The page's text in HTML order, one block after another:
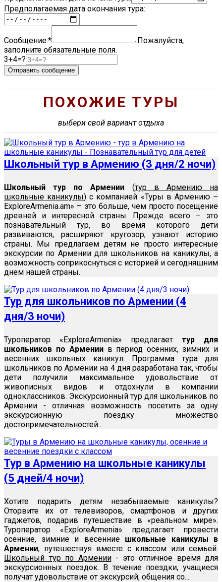
Предполагаемая дата окончания тура:
Сообщение:*
Пожалуйста,
заполните обязательные поля.
3+4=?
Отправить сообщение
ПОХОЖИЕ ТУРЫ
выбери свой вариант отдыха
Школьный тур в Армению (3 дня/2 ночи)
Школьный тур по Армении (тур в Армению на
школьные каникулы) с компанией «Туры в Армению –
ExploreArmenia.am» – это больше, чем просто посещение
древней и интересной страны. Прежде всего – это
познавательный тур, во время которого дети
развиваются, расширяют кругозор, узнают историю
страны. Мы предлагаем детям не просто интересные
экскурсии по Армении для школьников на каникулы, а
возможность соприкоснуться с историей и сегодняшним
днем нашей страны.
Тур для школьников по Армении (4
дня/3 ночи)
Туроператор «ExploreArmenia» предлагает тур для
школьников по Армениив период осенних, зимних и
весенних школьных каникул. Программа тура для
школьников по Армении на 4 дня разработана так, чтобы
дети получили максимальное удовольствие от
живописных видов и отдохнули в компании
одноклассников. Экскурсионный тур для школьников по
Армении - отличная возможность посетить за одну
экскурсионную поездку множество
достопримечательностей...
Тур в Армению на школьные каникулы
(5 дней/4 ночи)
Хотите подарить детям незабываемые каникулы?
Оторвите их от телевизоров, смартфонов и других
гаджетов, подарив путешествие в «реальном мире».
Туроператор «ExploreArmenia» предлагает провести
осенние, зимние и весенние школьные каникулы в
Армении, путешествуя вместе с классом или семьей.
Школьный тур по Армении- это отличное время для
экскурсионных поездок. В течение поездки, учащиеся
получат удовольствие от экскурсий, общения со...